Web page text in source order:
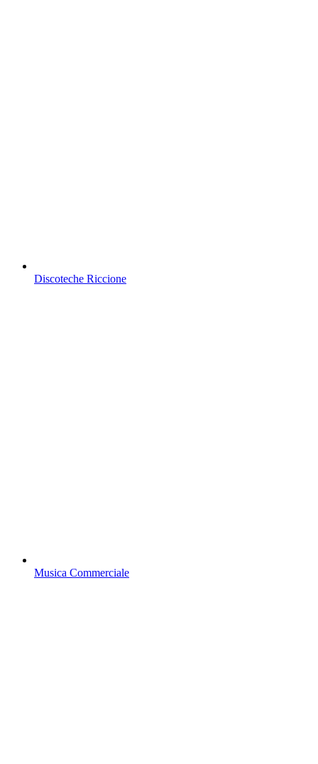
Discoteche Riccione
Musica Commerciale